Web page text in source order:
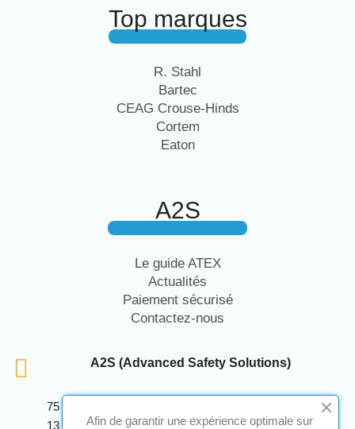
Top marques
R. Stahl
Bartec
CEAG Crouse-Hinds
Cortem
Eaton
A2S
Le guide ATEX
Actualités
Paiement sécurisé
Contactez-nous
A2S (Advanced Safety Solutions)
75 Avenue Marcellin Berthelot Anthelios Bâtiment E
13 290 Aix En Provence
Afin de garantir une expérience optimale sur